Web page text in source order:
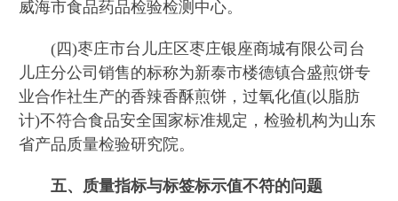
威海市食品药品检验检测中心。
(四)枣庄市台儿庄区枣庄银座商城有限公司台
儿庄分公司销售的标称为新泰市楼德镇合盛煎饼专
业合作社生产的香辣香酥煎饼，过氧化值(以脂肪
计)不符合食品安全国家标准规定，检验机构为山东
省产品质量检验研究院。
五、质量指标与标签标示值不符的问题